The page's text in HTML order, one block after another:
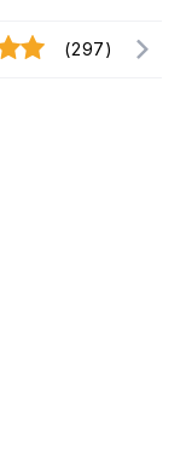
(297)